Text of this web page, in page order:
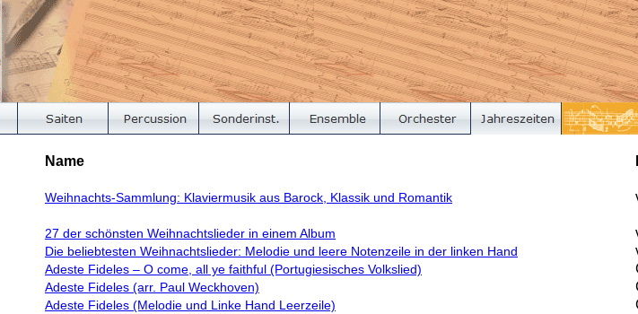
Name
Weihnachts-Sammlung: Klaviermusik aus Barock, Klassik und Romantik
27 der schönsten Weihnachtslieder in einem Album
Die beliebtesten Weihnachtslieder: Melodie und leere Notenzeile in der linken Hand
Adeste Fideles – O come, all ye faithful (Portugiesisches Volkslied)
Adeste Fideles (arr. Paul Weckhoven)
Adeste Fideles (Melodie und Linke Hand Leerzeile)